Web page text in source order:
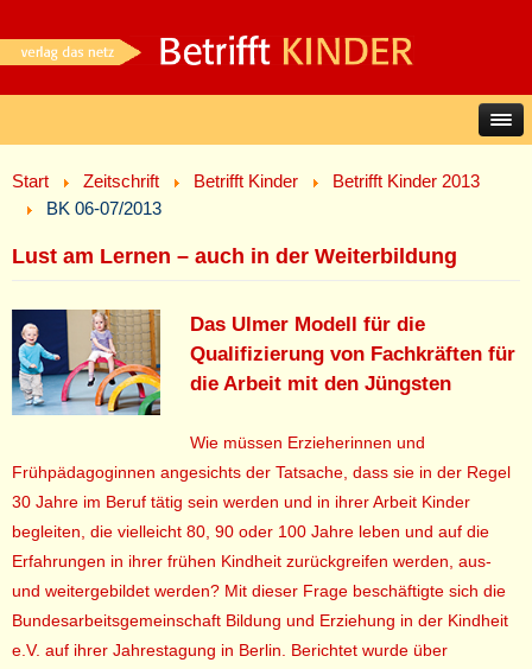
Start Zeitschrift Betrifft Kinder
Betrifft Kinder 2013
BK 06-07/2013
Lust am Lernen – auch in der Weiterbildung
Das Ulmer Modell für die
Qualifizierung von Fachkräften für
die Arbeit mit den Jüngsten
Wie müssen Erzieherinnen und
Frühpädagoginnen angesichts der Tatsache, dass sie in der Regel
30 Jahre im Beruf tätig sein werden und in ihrer Arbeit Kinder
begleiten, die vielleicht 80, 90 oder 100 Jahre leben und auf die
Erfahrungen in ihrer frühen Kindheit zurückgreifen werden, aus-
und weitergebildet werden? Mit dieser Frage beschäftigte sich die
Bundesarbeitsgemeinschaft Bildung und Erziehung in der Kindheit
e.V. auf ihrer Jahrestagung in Berlin. Berichtet wurde über